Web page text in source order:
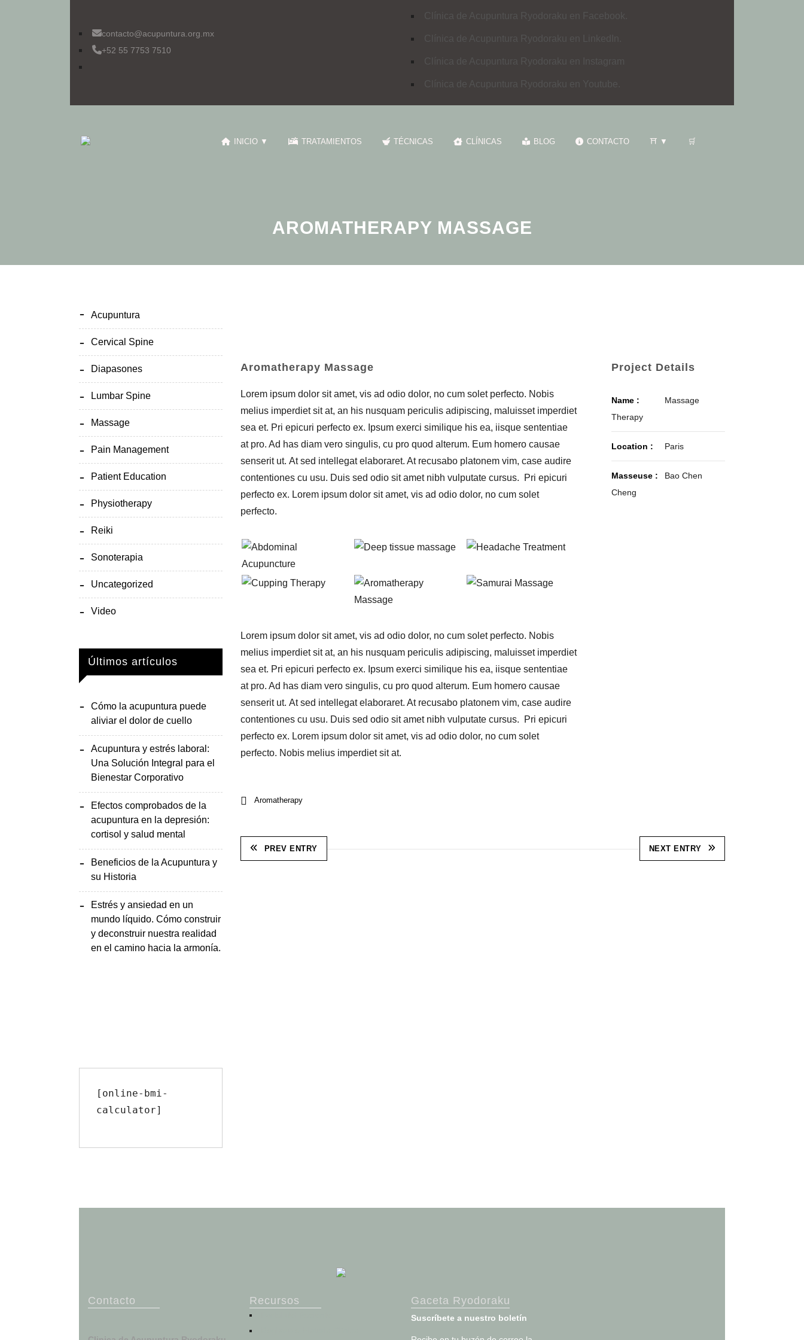
contacto@acupuntura.org.mx
+52 55 7753 7510
Clínica de Acupuntura Ryodoraku en Facebook.
Clínica de Acupuntura Ryodoraku en LinkedIn.
Clínica de Acupuntura Ryodoraku en Instagram
Clínica de Acupuntura Ryodoraku en Youtube.
INICIO ▼ TRATAMIENTOS TÉCNICAS CLÍNICAS BLOG CONTACTO ⛩️ ▼ 🛒
AROMATHERAPY MASSAGE
Acupuntura
Cervical Spine
Diapasones
Lumbar Spine
Massage
Pain Management
Patient Education
Physiotherapy
Reiki
Sonoterapia
Uncategorized
Video
Últimos artículos
Cómo la acupuntura puede
aliviar el dolor de cuello
Acupuntura y estrés laboral:
Una Solución Integral para el
Bienestar Corporativo
Efectos comprobados de la
acupuntura en la depresión:
cortisol y salud mental
Beneficios de la Acupuntura y
su Historia
Estrés y ansiedad en un
mundo líquido. Cómo construir
y deconstruir nuestra realidad
en el camino hacia la armonía.
[online-bmi-
calculator]
Aromatherapy Massage
Lorem ipsum dolor sit amet, vis ad odio dolor, no cum solet perfecto. Nobis
melius imperdiet sit at, an his nusquam periculis adipiscing, maluisset imperdiet
sea et. Pri epicuri perfecto ex. Ipsum exerci similique his ea, iisque sententiae
at pro. Ad has diam vero singulis, cu pro quod alterum. Eum homero causae
senserit ut. At sed intellegat elaboraret. At recusabo platonem vim, case audire
contentiones cu usu. Duis sed odio sit amet nibh vulputate cursus. Pri epicuri
perfecto ex. Lorem ipsum dolor sit amet, vis ad odio dolor, no cum solet
perfecto.
Lorem ipsum dolor sit amet, vis ad odio dolor, no cum solet perfecto. Nobis
melius imperdiet sit at, an his nusquam periculis adipiscing, maluisset imperdiet
sea et. Pri epicuri perfecto ex. Ipsum exerci similique his ea, iisque sententiae
at pro. Ad has diam vero singulis, cu pro quod alterum. Eum homero causae
senserit ut. At sed intellegat elaboraret. At recusabo platonem vim, case audire
contentiones cu usu. Duis sed odio sit amet nibh vulputate cursus. Pri epicuri
perfecto ex. Lorem ipsum dolor sit amet, vis ad odio dolor, no cum solet
perfecto. Nobis melius imperdiet sit at.
Aromatherapy
Project Details
Name :
Massage
Therapy
Location : Paris
Masseuse :
Bao Chen
Cheng
PREV ENTRY NEXT ENTRY
Contacto Recursos Gaceta Ryodoraku
Suscríbete a nuestro boletín